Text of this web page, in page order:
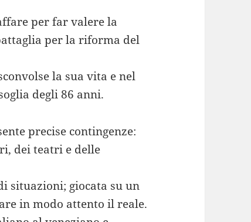
per far valere la
per la riforma del
la sua vita e nel
degli 86 anni.
precise contingenze:
dei teatri e delle
situazioni; giocata su un
in modo attento il reale.